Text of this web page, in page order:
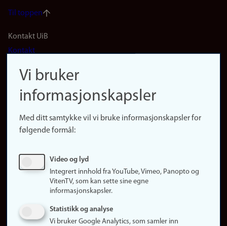
Til toppen
Footer
(no)
Kontakt UiB
Kontakt
Finn forsker
Presse
Finn studier
Ledige stillinger
Om nettstedet
Vi bruker
informasjonskapsler
Med ditt samtykke vil vi bruke informasjonskapsler for
følgende formål:
Video og lyd
Integrert innhold fra YouTube, Vimeo, Panopto og
VitenTV, som kan sette sine egne
informasjonskapsler.
Statistikk og analyse
Vi bruker Google Analytics, som samler inn